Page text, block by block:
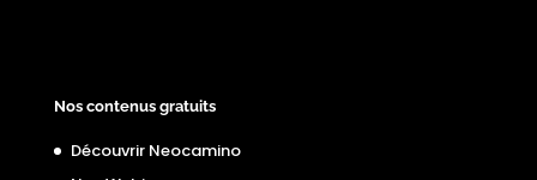
Nos contenus gratuits
Découvrir Neocamino